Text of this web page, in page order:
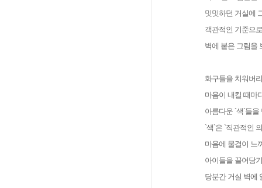
밋밋하던 거실에
객관적인 기준으
벽에 붙은 그림을
화구들을 치워버
마음이 내킬 때마
아름다운 `색`들
`색`은 `직관적인
마음에 물결이 느
아이들을 끌어당
당분간 거실 벽에